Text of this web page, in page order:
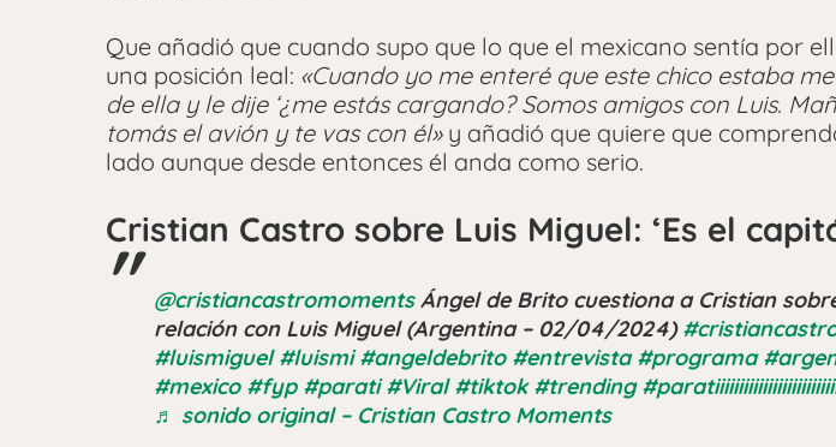
Que añadió que cuando supo que lo que el mexicano sentía por
una posición leal: «Cuando yo me enteré que este chico estaba
de ella y le dije ‘¿me estás cargando? Somos amigos con Luis.
tomás el avión y te vas con él»y añadió que quiere que
lado aunque desde entonces él anda como serio.
Cristian Castro sobre Luis Miguel: ‘Es el
@cristiancastromomentsÁngel de Brito cuestiona a Cristian
relación con Luis Miguel (Argentina – 02/04/2024)
#luismiguel #luismi #angeldebrito #entrevista #programa
#mexico #fyp #parati #Viral #tiktok #trending
♬ sonido original – Cristian Castro Moments